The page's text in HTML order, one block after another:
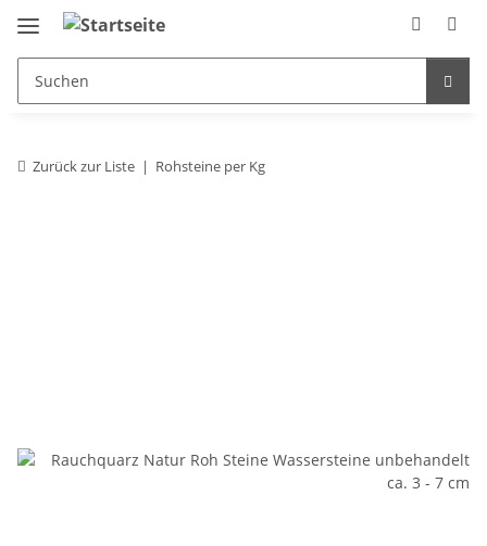
Zurück zur Liste Rohsteine per Kg